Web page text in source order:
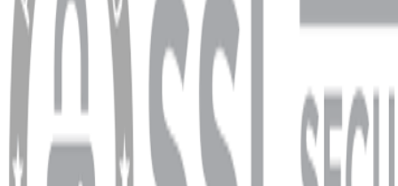
Ödeme ve Teslimat Şartları
Garanti ve İade Şartları
info@dukkanhifi.com
0850 441 40 44
info@dukkanhifi.com 0850 441 40 44
Çalışma Saatleri: Pazartesi - Cuma 09:30 - 19:30, Cumartesi 10:00 - 18:00